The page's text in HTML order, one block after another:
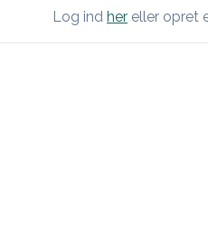
Log ind her eller opret